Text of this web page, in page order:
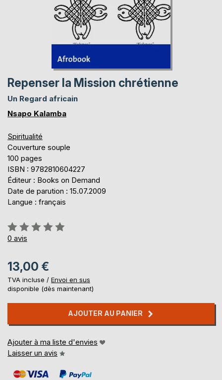
Repenser la Mission chrétienne
Un Regard africain
Nsapo Kalamba
Spiritualité
Couverture souple
100 pages
ISBN : 9782810604227
Éditeur : Books on Demand
Date de parution : 15.07.2009
Langue : français
Évaluation:
0%
0 avis
13,00 €
TVA incluse / Envoi en sus
disponible (dès maintenant)
AJOUTER AU PANIER
Ajouter à ma liste d'envies
Laisser un avis